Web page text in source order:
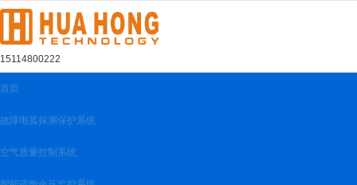
15114800222
首页
故障电弧探测保护系统
空气质量控制系统